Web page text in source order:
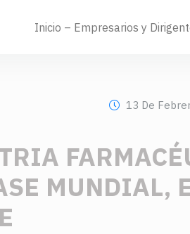
Inicio – Empresarios y
13 De
MUNDIAL,